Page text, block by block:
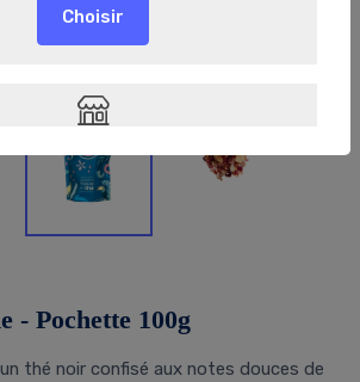
- Pochette 100g
thé noir confisé aux notes douces de